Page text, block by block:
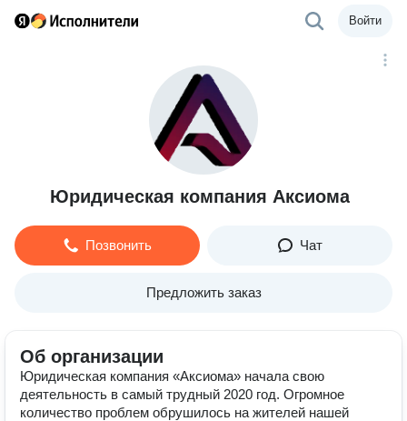
Войти
Юридическая компания Аксиома
Позвонить Чат
Предложить заказ
Об организации
Юридическая компания «Аксиома» начала свою
деятельность в самый трудный 2020 год. Огромное
количество проблем обрушилось на жителей нашей